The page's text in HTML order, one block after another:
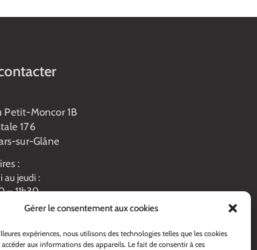
Gérer le consentement aux cookies
expériences, nous utilisons des technologies telles que les cookies
aux informations des appareils. Le fait de consentir à ces
Petit-Moncor 1B
176
sur-Glâne
:
au jeudi :
– 11h30
– 17h00
– 16h00
de fête: 13h45 – 16h00